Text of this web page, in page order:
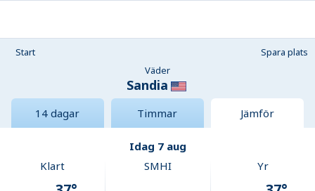
Start
Spara plats
Väder
Sandia
14 dagar Timmar Jämför
Idag 7 aug
Klart
SMHI Yr